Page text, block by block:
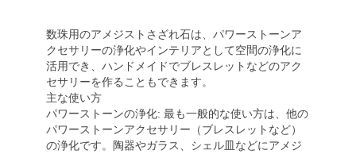
数珠用のアメジストさざれ石は、パワーストーンア
クセサリーの浄化やインテリアとして空間の浄化に
活用でき、ハンドメイドでブレスレットなどのアク
セサリーを作ることもできます。
主な使い方
パワーストーンの浄化: 最も一般的な使い方は、他の
パワーストーンアクセサリー（ブレスレットなど）
の浄化です。陶器やガラス、シェル皿などにアメジ